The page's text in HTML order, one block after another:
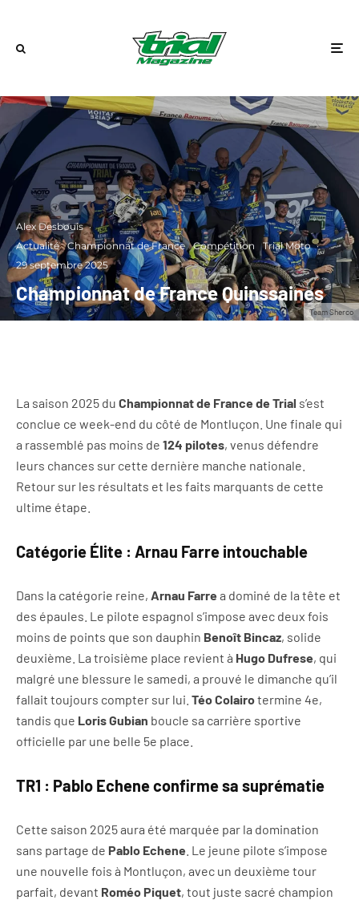
Team Sherco
Alex Desbouis ·
Actualité
Championnat de France Compétition Trial Moto ·
29 septembre 2025
Championnat de France Quinssaines
La saison 2025 du Championnat de France de Trial s’est
conclue ce week-end du côté de Montluçon. Une finale qui
a rassemblé pas moins de 124 pilotes, venus défendre
leurs chances sur cette dernière manche nationale.
Retour sur les résultats et les faits marquants de cette
ultime étape.
Catégorie Élite : Arnau Farre intouchable
Dans la catégorie reine, Arnau Farre a dominé de la tête et
des épaules. Le pilote espagnol s’impose avec deux fois
moins de points que son dauphin Benoît Bincaz, solide
deuxième. La troisième place revient à Hugo Dufrese, qui
malgré une blessure le samedi, a prouvé le dimanche qu’il
fallait toujours compter sur lui. Téo Colairotermine 4e,
tandis que Loris Gubian boucle sa carrière sportive
officielle par une belle 5e place.
TR1 : Pablo Echene confirme sa suprématie
Cette saison 2025 aura été marquée par la domination
sans partage de Pablo Echene . Le jeune pilote s’impose
une nouvelle fois à Montluçon, avec un deuxième tour
parfait, devant Roméo Piquet, tout juste sacré champion